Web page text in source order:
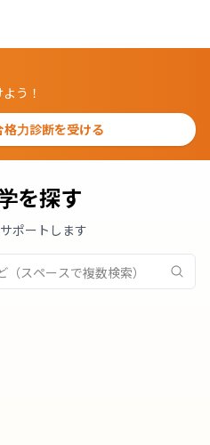
う！
格力診断を受ける
を探す
ポートします